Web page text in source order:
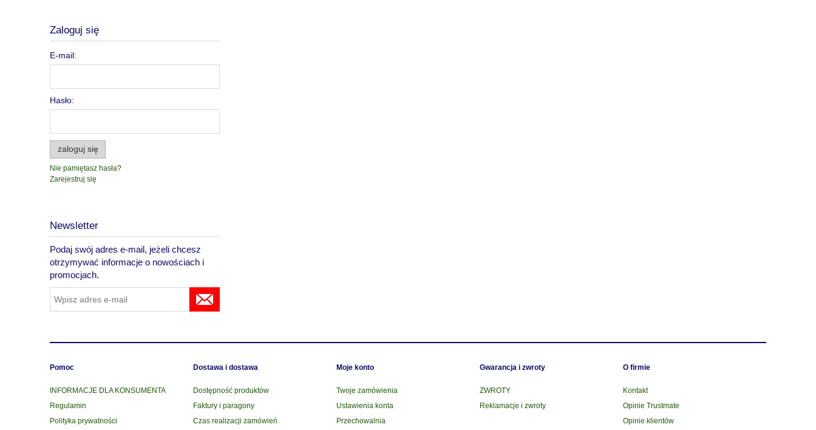
Zaloguj się
E-mail:
Hasło:
zaloguj się
Nie pamiętasz hasła?
Zarejestruj się
Newsletter
Podaj swój adres e-mail, jeżeli chcesz
otrzymywać informacje o nowościach i
promocjach.
Pomoc
INFORMACJE DLA KONSUMENTA
Regulamin
Polityka prywatności
Dostawa i dostawa
Dostępność produktów
Faktury i paragony
Czas realizacji zamówień
Moje konto
Twoje zamówienia
Ustawienia konta
Przechowalnia
Gwarancja i zwroty
ZWROTY
Reklamacje i zwroty
O firmie
Kontakt
Opinie Trustmate
Opinie klientów